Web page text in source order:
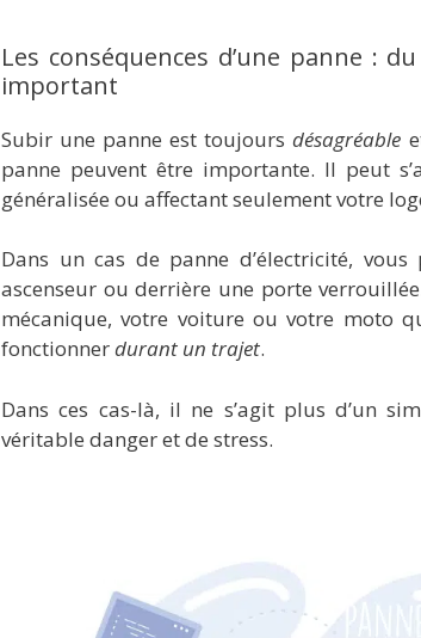
Les conséquences d’une panne :
important
Subir une panne est toujoursdésagréable
panne peuvent être importante. Il peut
généralisée ou affectant seulement votre
Dans un cas de panne d’électricité,
ascenseur ou derrière une porte
mécanique, votre voiture ou votre moto
fonctionnerdurant un trajet.
Dans ces cas-là, il ne s’agit plus d’un
véritable danger et de stress.